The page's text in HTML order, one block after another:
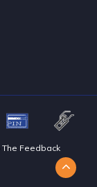
The Feedback